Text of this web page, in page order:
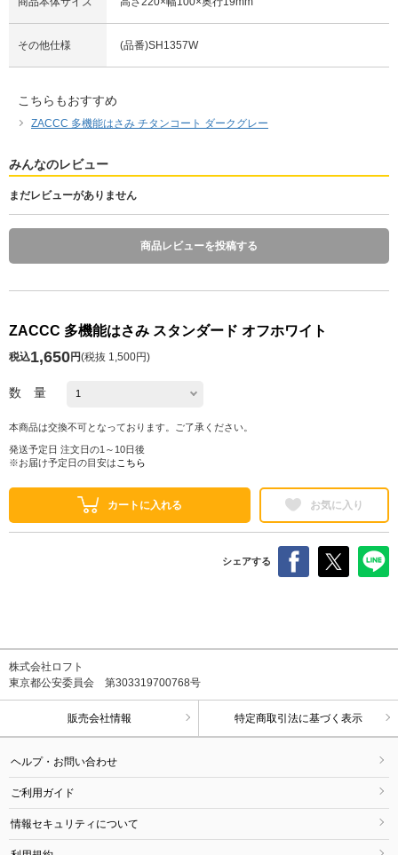
その他仕様 (品番)SH1357W
こちらもおすすめ
ZACCC 多機能はさみ チタンコート ダークグレー
みんなのレビュー
まだレビューがありません
商品レビューを投稿する
ZACCC 多機能はさみ スタンダード オフホワイト
税込1,650円(税抜 1,500円)
数 量
本商品は交換不可となっております。ご了承ください。
発送予定日 注文日の1～10日後
※お届け予定日の目安は こちら
カートに入れる お気に入り
シェアする
株式会社ロフト
東京都公安委員会 第303319700768号
販売会社情報 特定商取引法に基づく表示
ヘルプ・お問い合わせ
ご利用ガイド
情報セキュリティについて